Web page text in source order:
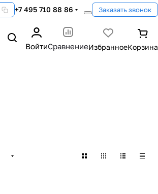
+7 495 710 88 86 Заказать звонок
ВойтиСравнение